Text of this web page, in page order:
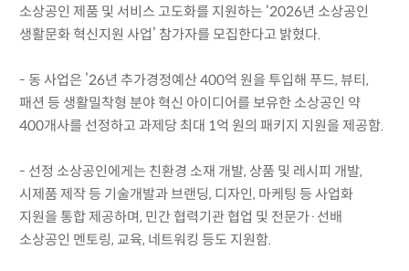
소상공인 제품 및 서비스 고도화를 지원하는 ‘2026년 소상공인
생활문화 혁신지원 사업’ 참가자를 모집한다고 밝혔다.
- 동 사업은 ’26년 추가경정예산 400억 원을 투입해 푸드, 뷰티,
패션 등 생활밀착형 분야 혁신 아이디어를 보유한 소상공인 약
400개사를 선정하고 과제당 최대 1억 원의 패키지 지원을 제공함.
- 선정 소상공인에게는 친환경 소재 개발, 상품 및 레시피 개발,
시제품 제작 등 기술개발과 브랜딩, 디자인, 마케팅 등 사업화
지원을 통합 제공하며, 민간 협력기관 협업 및 전문가·선배
소상공인 멘토링, 교육, 네트워킹 등도 지원함.